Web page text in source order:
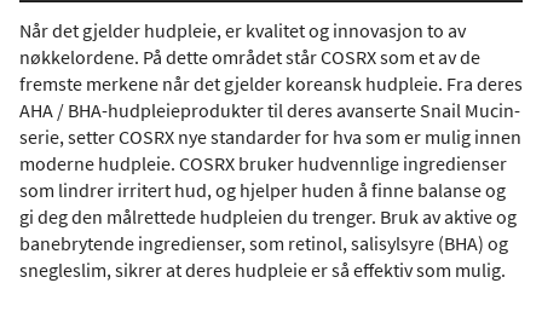
Når det gjelder hudpleie, er kvalitet og innovasjon to av
nøkkelordene. På dette området står COSRX som et av de
fremste merkene når det gjelder koreansk hudpleie. Fra deres
AHA / BHA-hudpleieprodukter til deres avanserte Snail Mucin-
serie, setter COSRX nye standarder for hva som er mulig innen
moderne hudpleie. COSRX bruker hudvennlige ingredienser
som lindrer irritert hud, og hjelper huden å finne balanse og
gi deg den målrettede hudpleien du trenger. Bruk av aktive og
banebrytende ingredienser, som retinol, salisylsyre (BHA) og
snegleslim, sikrer at deres hudpleie er så effektiv som mulig.